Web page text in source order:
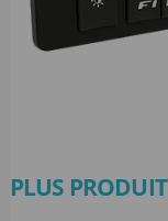
PLUS PRODUIT